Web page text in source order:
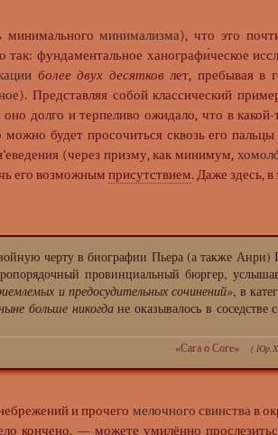
минимальногоминимализма), что это
так: фундаментальное ханографи́ческое
более двух десятков лет, пребывая в
). Представляя собой классический
долго и терпеливо ожидало, что в
будет просочиться сквозь его
(через призму, как минимум,
его возможным присутствием. Даже здесь,
черту в биографии Пьера (а также Анри)
провинциальный бюргер,
и предосудительных сочинений», в
больше никогдане оказывалось в соседстве
«Сага о Соге» (
и прочего мелочного свинства в
кончено, — можете умилённо